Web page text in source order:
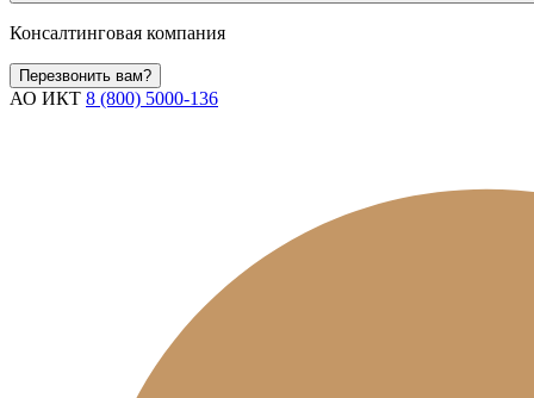
Консалтинговая компания
Перезвонить вам?
АО ИКТ 8 (800) 5000-136